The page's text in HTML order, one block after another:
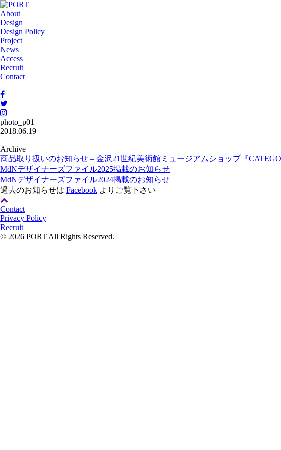
About
Design
Design Policy
Project
News
Access
Recruit
Contact
|
photo_p01
2018.06.19 |
Archive
商品取り扱いのお知らせ – 金沢21世紀美術館ミュージアムショップ『
MdNデザイナーズファイル2025掲載のお知らせ
MdNデザイナーズファイル2024掲載のお知らせ
過去のお知らせは Facebook よりご覧下さい
Contact
Privacy Policy
Recruit
© 2026 PORT All Rights Reserved.